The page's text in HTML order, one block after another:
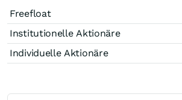
Freefloat
Institutionelle Aktionäre
Individuelle Aktionäre